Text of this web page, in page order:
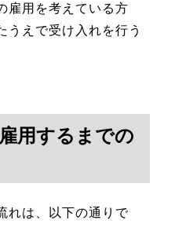
雇用を考えている方
うえで受け入れを行う
用するまでの
れは、以下の通りで